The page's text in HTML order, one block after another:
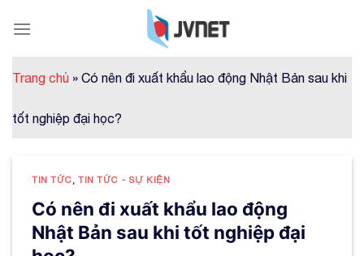
Trang chủ » Có nên đi xuất khẩu lao động Nhật Bản sau khi
tốt nghiệp đại học?
TIN TỨC ,TIN TỨC - SỰ KIỆN
Có nên đi xuất khẩu lao động
Nhật Bản sau khi tốt nghiệp đại